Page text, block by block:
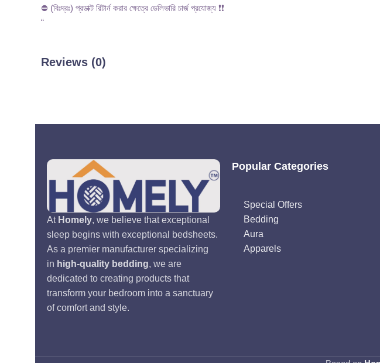
⛔ (বিঃদ্রঃ) প্রডাক্ট রিটার্ন করার ক্ষেত্রে ডেলিভারি চার্জ প্রযোজ্য ❗❗
“
Reviews (0)
At Homely, we believe that exceptional
sleep begins with exceptional bedsheets.
As a premier manufacturer specializing
in high-quality bedding, we are
dedicated to creating products that
transform your bedroom into a sanctuary
of comfort and style.
Popular Categories
Special Offers
Bedding
Aura
Apparels